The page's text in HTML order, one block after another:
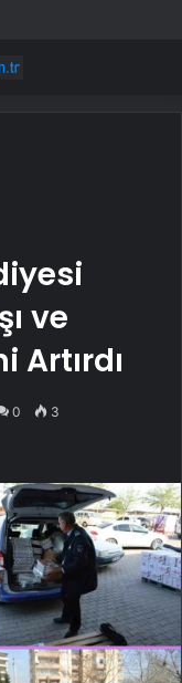
ve
Artırdı
0 3